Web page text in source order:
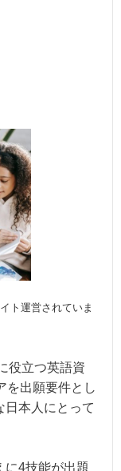
ト運営されていま
役立つ英語資
を出願要件とし
日本人にとって
に4技能が出題